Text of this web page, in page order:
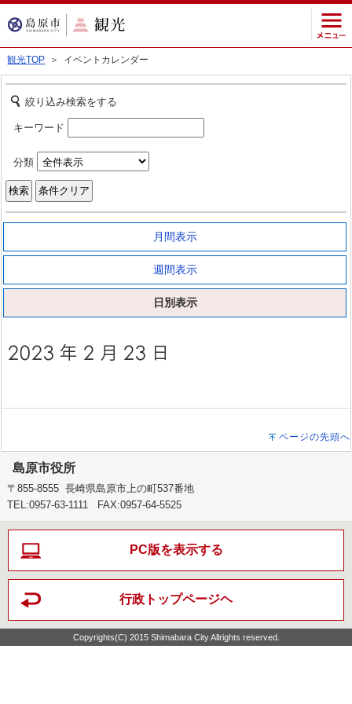
観光TOP ＞ イベントカレンダー
絞り込み検索をする
キーワード
分類
月間表示
週間表示
日別表示
ページの先頭へ
島原市役所
〒855-8555 長崎県島原市上の町537番地
TEL:0957-63-1111 FAX:0957-64-5525
PC版を表示する
行政トップページヘ
Copyrights(C) 2015 Shimabara City Allrights reserved.